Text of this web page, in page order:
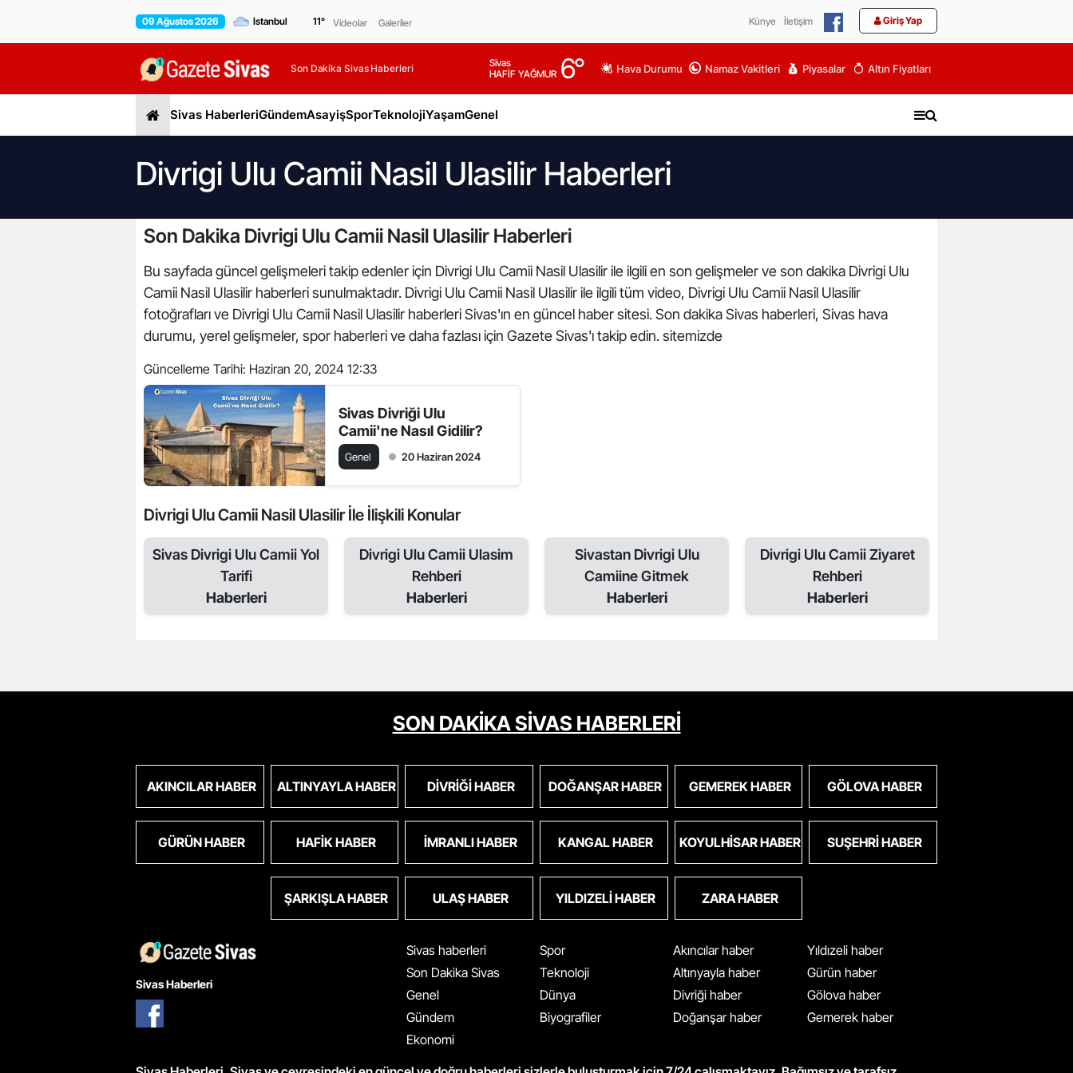
09 Ağustos 2026 11° Videolar Galeriler Künye İletişim Giriş Yap
Son Dakika Sivas Haberleri
Sivas
HAFİF YAĞMUR 6° Hava Durumu Namaz Vakitleri Piyasalar Altın Fiyatları
Sivas HaberleriGündemAsayişSporTeknolojiYaşamGenel
Divrigi Ulu Camii Nasil Ulasilir Haberleri
Son Dakika Divrigi Ulu Camii Nasil Ulasilir Haberleri
Bu sayfada güncel gelişmeleri takip edenler için Divrigi Ulu Camii Nasil Ulasilir ile ilgili en son gelişmeler ve son dakika Divrigi Ulu
Camii Nasil Ulasilir haberleri sunulmaktadır. Divrigi Ulu Camii Nasil Ulasilir ile ilgili tüm video, Divrigi Ulu Camii Nasil Ulasilir
fotoğrafları ve Divrigi Ulu Camii Nasil Ulasilir haberleri Sivas'ın en güncel haber sitesi. Son dakika Sivas haberleri, Sivas hava
durumu, yerel gelişmeler, spor haberleri ve daha fazlası için Gazete Sivas'ı takip edin. sitemizde
Güncelleme Tarihi: Haziran 20, 2024 12:33
Sivas Divriği Ulu
Camii'ne Nasıl Gidilir?
Genel 20 Haziran 2024
Divrigi Ulu Camii Nasil Ulasilir İle İlişkili Konular
Sivas Divrigi Ulu Camii Yol
Tarifi
Haberleri
Divrigi Ulu Camii Ulasim
Rehberi
Haberleri
Sivastan Divrigi Ulu
Camiine Gitmek
Haberleri
Divrigi Ulu Camii Ziyaret
Rehberi
Haberleri
SON DAKİKA SİVAS HABERLERİ
AKINCILAR HABER ALTINYAYLA HABER DIVRIĞI HABER DOĞANŞAR HABER GEMEREK HABER GÖLOVA HABER
GÜRÜN HABER HAFIK HABER İMRANLI HABER KANGAL HABER KOYULHISAR HABER SUŞEHRI HABER
ŞARKIŞLA HABER ULAŞ HABER YILDIZELI HABER ZARA HABER
Sivas Haberleri
Sivas haberleri
Son Dakika Sivas
Genel
Gündem
Ekonomi
Spor
Teknoloji
Dünya
Biyografiler
Akıncılar haber
Altınyayla haber
Divriği haber
Doğanşar haber
Yıldızeli haber
Gürün haber
Gölova haber
Gemerek haber